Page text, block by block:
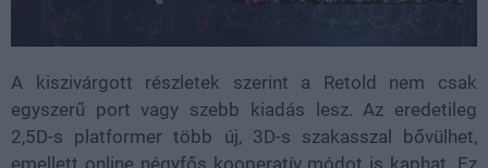
A kiszivárgott részletek szerint a Retold nem csak
egyszerű port vagy szebb kiadás lesz. Az eredetileg
2,5D-s platformer több új, 3D-s szakasszal bővülhet,
emellett online négyfős kooperatív módot is kaphat. Ez